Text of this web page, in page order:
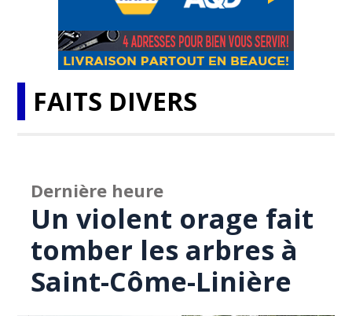
FAITS DIVERS
Dernière heure
Un violent orage fait
tomber les arbres à
Saint-Côme-Linière